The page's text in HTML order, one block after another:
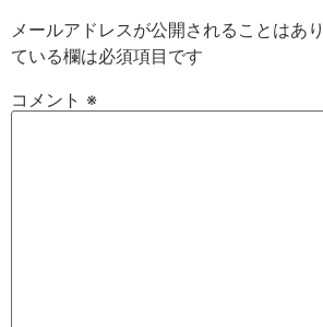
メールアドレスが公開されることはあり
ている欄は必須項目です
コメント ※